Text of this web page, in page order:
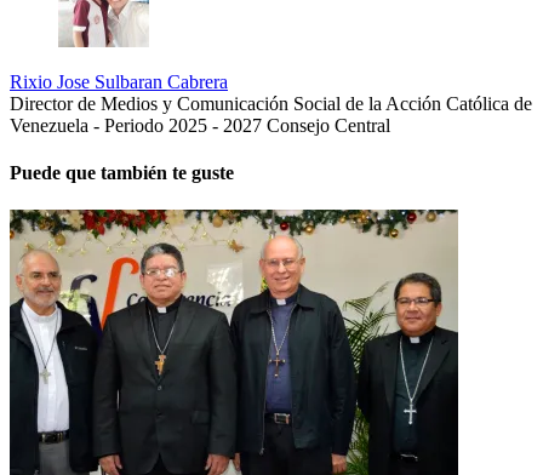
Rixio Jose Sulbaran Cabrera
Director de Medios y Comunicación Social de la Acción Católica de
Venezuela - Periodo 2025 - 2027 Consejo Central
Puede que también te guste